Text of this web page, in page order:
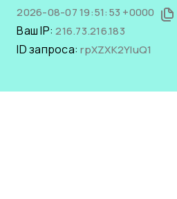
2026-08-07 19:51:53 +0000
Ваш IP:216.73.216.183
ID запроса:rpXZXK2YIuQ1